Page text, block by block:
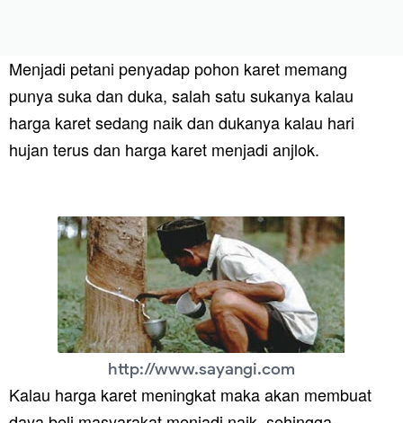
Menjadi petani penyadap pohon karet memang
punya suka dan duka, salah satu sukanya kalau
harga karet sedang naik dan dukanya kalau hari
hujan terus dan harga karet menjadi anjlok.
http://www.sayangi.com
Kalau harga karet meningkat maka akan membuat